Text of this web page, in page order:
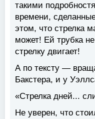
такими
времени,
этом, что стрелка
может! Ей трубка
стрелку двигает!
А по тексту —
Бакстера, и у
«Стрелка дней...
Не уверен, что